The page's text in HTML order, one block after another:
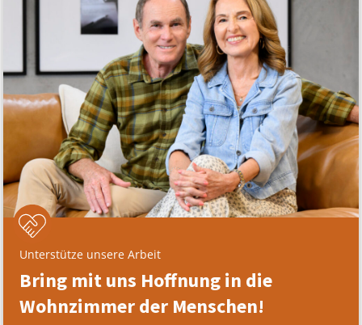
Unterstütze unsere Arbeit
Bring mit uns Hoffnung in die
Wohnzimmer der Menschen!